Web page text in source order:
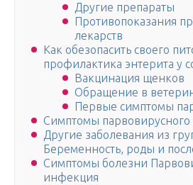
Другие препараты
Противопоказания
лекарств
Как обезопасить своего
профилактика энтерита у
Вакцинация щенков
Обращение в
Первые симптомы
Симптомы парвовирусного
Другие заболевания из
Беременность, роды и
Симптомы болезни
инфекция